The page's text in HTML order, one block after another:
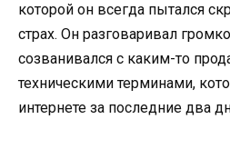
которой он всегда пытался
страх. Он разговаривал
созванивался с каким-то
техническими терминами,
интернете за последние два